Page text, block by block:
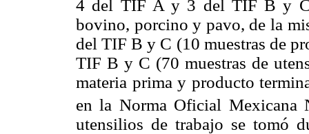
4 del TIF A y 3 del TIF B y C
bovino, porcino y pavo, de la
del TIF B y C (10 muestras de
TIF B y C (70 muestras de
materia prima y producto
en la Norma Oficial Mexicana
utensilios de trabajo se tomó